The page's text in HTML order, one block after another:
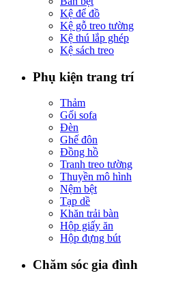
Kệ để đồ
Kệ gỗ treo tường
Kệ thú lắp ghép
Kệ sách treo
Phụ kiện trang trí
Thảm
Gối sofa
Đèn
Ghế đôn
Đồng hồ
Tranh treo tường
Thuyền mô hình
Nệm bệt
Tạp dề
Khăn trải bàn
Hộp giấy ăn
Hộp đựng bút
Chăm sóc gia đình